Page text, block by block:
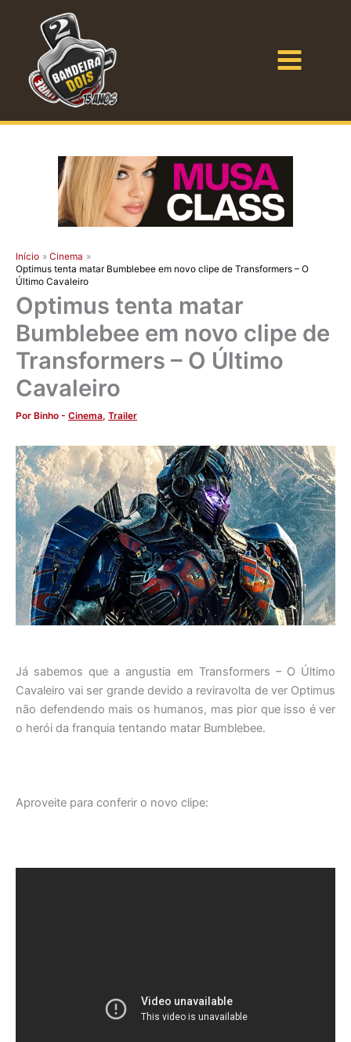
conteúdo
Início
Cinema
Optimus tenta matar Bumblebee em novo clipe de Transformers – O
Último Cavaleiro
Optimus tenta matar
Bumblebee em novo clipe de
Transformers – O Último
Cavaleiro
Por Binho - Cinema, Trailer
Já sabemos que a angustia em Transformers – O Último
Cavaleiro vai ser grande devido a reviravolta de ver Optimus
não defendendo mais os humanos, mas pior que isso é ver
o herói da franquia tentando matar Bumblebee.
Aproveite para conferir o novo clipe: